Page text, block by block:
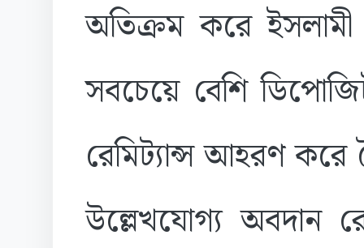
অতিক্রম করে ইসলামী
সবচেয়ে বেশি
রেমিট্যান্স আহরণ করে
উল্লেখযোগ্য অবদান